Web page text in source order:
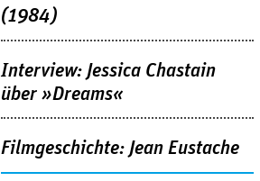
(1984)
Interview: Jessica Chastain
über »Dreams«
Filmgeschichte: Jean Eustache